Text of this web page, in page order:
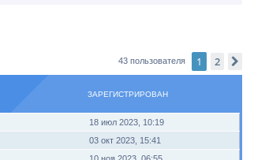
43 пользователя 1 2
ЗАРЕГИСТРИРОВАН
18 июл 2023, 10:19
03 окт 2023, 15:41